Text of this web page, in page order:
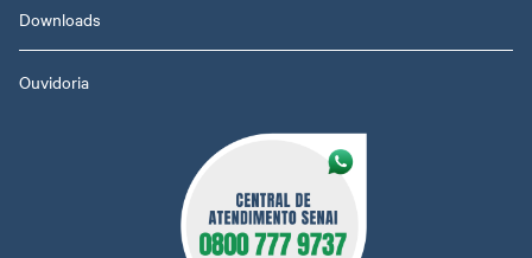
Downloads
Ouvidoria